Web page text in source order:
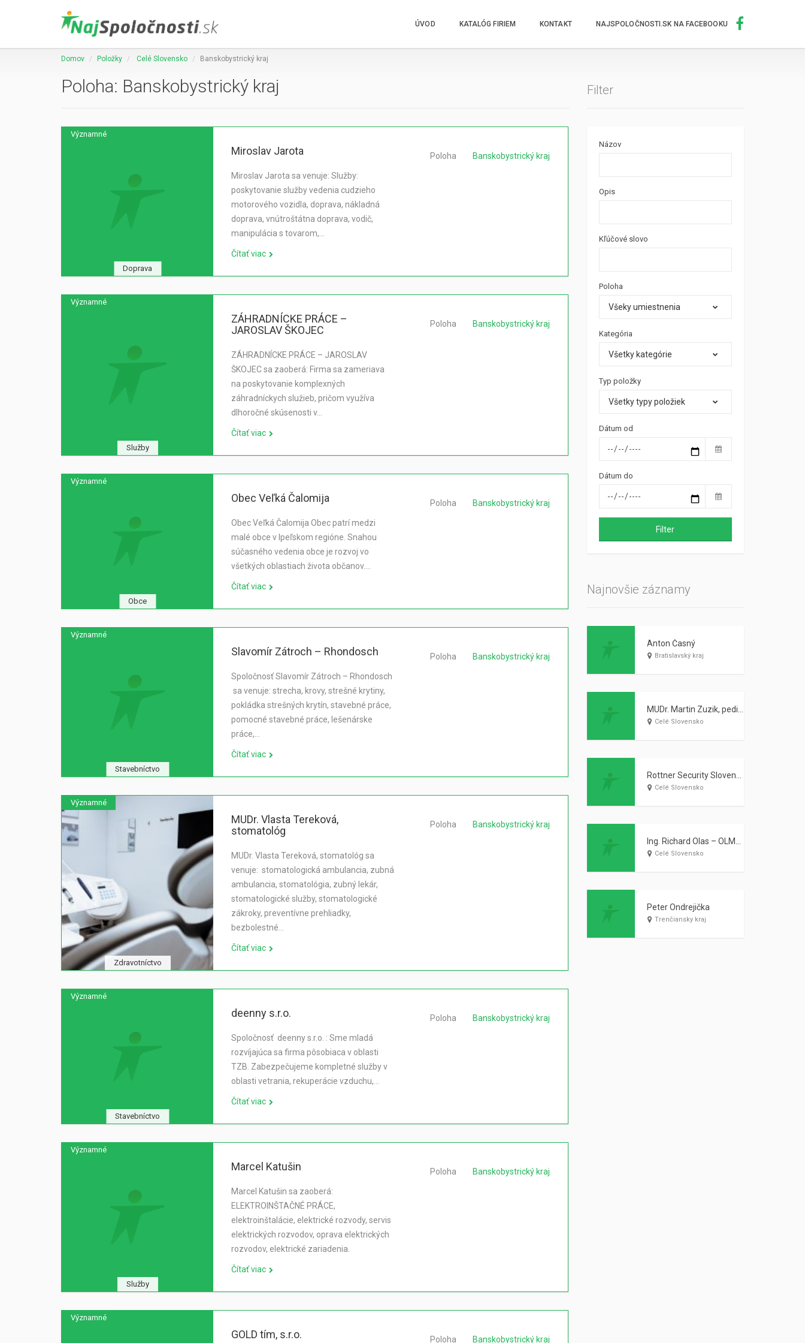
ÚVOD KATALÓG FIRIEM KONTAKT NAJSPOLOČNOSTI.SK NA FACEBOOKU
Domov Položky Celé Slovensko Banskobystrický kraj
Poloha: Banskobystrický kraj
Významné
Doprava
Miroslav Jarota
Miroslav Jarota sa venuje: Služby:
poskytovanie služby vedenia cudzieho
motorového vozidla, doprava, nákladná
doprava, vnútroštátna doprava, vodič,
manipulácia s tovarom,…
Čítať viac
Poloha Banskobystrický kraj
Významné
Služby
ZÁHRADNÍCKE PRÁCE –
JAROSLAV ŠKOJEC
ZÁHRADNÍCKE PRÁCE – JAROSLAV
ŠKOJEC sa zaoberá: Firma sa zameriava
na poskytovanie komplexných
záhradníckych služieb, pričom využíva
dlhoročné skúsenosti v…
Čítať viac
Poloha Banskobystrický kraj
Významné
Obce
Obec Veľká Čalomija
Obec Veľká Čalomija Obec patrí medzi
malé obce v Ipeľskom regióne. Snahou
súčasného vedenia obce je rozvoj vo
všetkých oblastiach života občanov.…
Čítať viac
Poloha Banskobystrický kraj
Významné
Stavebníctvo
Slavomír Zátroch – Rhondosch
Spoločnosť Slavomír Zátroch – Rhondosch
sa venuje: strecha, krovy, strešné krytiny,
pokládka strešných krytín, stavebné práce,
pomocné stavebné práce, lešenárske
práce,…
Čítať viac
Poloha Banskobystrický kraj
Významné
Zdravotníctvo
MUDr. Vlasta Tereková,
stomatológ
MUDr. Vlasta Tereková, stomatológ sa
venuje: stomatologická ambulancia, zubná
ambulancia, stomatológia, zubný lekár,
stomatologické služby, stomatologické
zákroky, preventívne prehliadky,
bezbolestné…
Čítať viac
Poloha Banskobystrický kraj
Významné
Stavebníctvo
deenny s.r.o.
Spoločnosť deenny s.r.o. : Sme mladá
rozvíjajúca sa firma pôsobiaca v oblasti
TZB. Zabezpečujeme kompletné služby v
oblasti vetrania, rekuperácie vzduchu,…
Čítať viac
Poloha Banskobystrický kraj
Významné
Služby
Marcel Katušin
Marcel Katušin sa zaoberá:
ELEKTROINŠTAČNÉ PRÁCE,
elektroinštalácie, elektrické rozvody, servis
elektrických rozvodov, oprava elektrických
rozvodov, elektrické zariadenia.
Čítať viac
Poloha Banskobystrický kraj
Významné
GOLD tím, s.r.o. Poloha Banskobystrický kraj
Filter
Názov
Opis
Kľúčové slovo
Poloha
Všeky umiestnenia
Kategória
Všetky kategórie
Typ položky
Všetky typy položiek
Dátum od
Dátum do
Filter
Najnovšie záznamy
Anton Časný
Bratislavský kraj
Celé Slovensko
Celé Slovensko
Celé Slovensko
Peter Ondrejička
Trenčiansky kraj